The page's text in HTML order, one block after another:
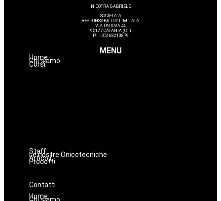
NICOTRA GABRIELE
SOCIETA’ A
RESPONSABILITA’ LIMITATA
VIA PADOVA 45
95127 CATANIA (CT)
P.I. : 05168210879
MENU
Home
Chi siamo
Corsi
Staff
Le nostre Onicotecniche
Articoli
ProdottiOniconails
Prodotti per ricostruzione unghie
Contatti
Home